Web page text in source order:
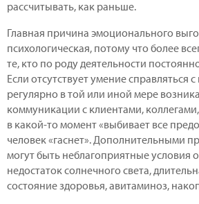
рассчитывать, как раньше.
Главная причина эмоционального
психологическая, потому что более
те, кто по роду деятельности
Если отсутствует умение справляться
регулярно в той или иной мере
коммуникации с клиентами,
в какой-то момент «выбивает все
человек «гаснет». Дополнительными
могут быть неблагоприятные
недостаток солнечного света,
состояние здоровья, авитаминоз,